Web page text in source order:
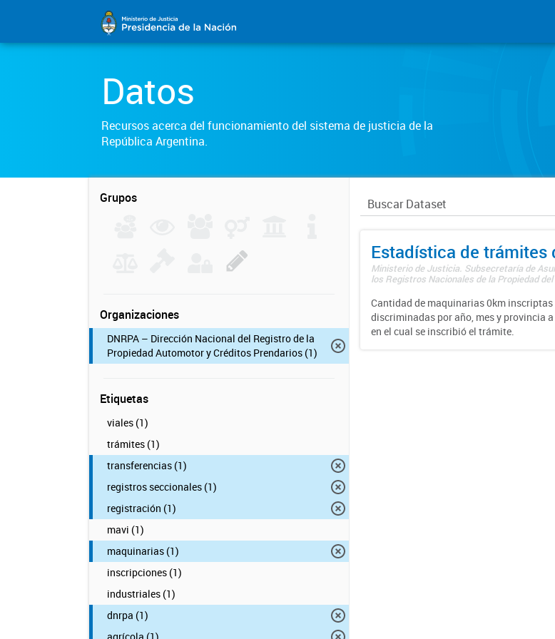
Datos
Recursos acerca del funcionamiento del sistema de justicia de la
República Argentina.
Grupos
Organizaciones
DNRPA – Dirección Nacional del Registro de la
Propiedad Automotor y Créditos Prendarios (1)
Etiquetas
viales (1)
trámites (1)
transferencias (1)
registros seccionales (1)
registración (1)
mavi (1)
maquinarias (1)
inscripciones (1)
industriales (1)
dnrpa (1)
Estadística de trámites
Ministerio de Justicia. Subsecretaría de
los Registros Nacionales de la Propiedad
Cantidad de maquinarias 0km
discriminadas por año, mes y provincia
en el cual se inscribió el trámite.